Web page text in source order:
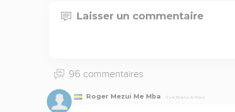
Laisser un commentaire
96 commentaires
Roger Mezui Me Mba Il y a 10 ans, 6 mois